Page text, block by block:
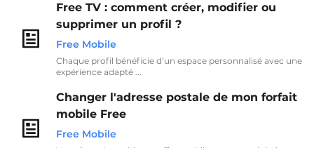
Free TV : comment créer, modifier ou
supprimer un profil ?
Free Mobile
Chaque profil bénéficie d’un espace personnalisé avec une
expérience adapté ...
Changer l'adresse postale de mon forfait
mobile Free
Free Mobile